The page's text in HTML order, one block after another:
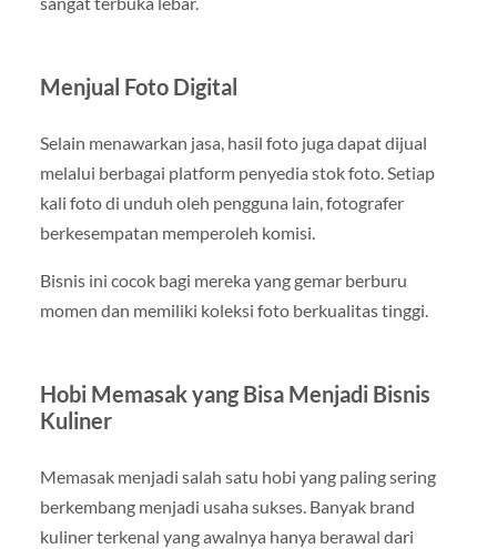
Menjual Foto Digital
Selain menawarkan jasa, hasil foto juga dapat dijual
melalui berbagai platform penyedia stok foto. Setiap
kali foto di unduh oleh pengguna lain, fotografer
berkesempatan memperoleh komisi.
Bisnis ini cocok bagi mereka yang gemar berburu
momen dan memiliki koleksi foto berkualitas tinggi.
Hobi Memasak yang Bisa Menjadi Bisnis
Kuliner
Memasak menjadi salah satu hobi yang paling sering
berkembang menjadi usaha sukses. Banyak brand
kuliner terkenal yang awalnya hanya berawal dari